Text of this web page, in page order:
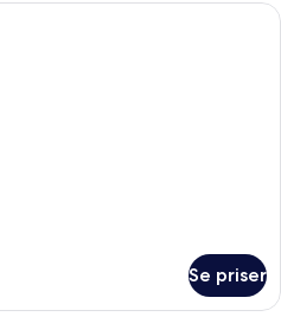
Ett hotellrum med en säng, ett runt
Se priser